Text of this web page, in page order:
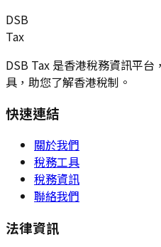
DSB
Tax
DSB Tax 是香港稅務資訊平
具，助您了解香港稅制。
快速連結
關於我們
稅務工具
稅務資訊
聯絡我們
法律資訊